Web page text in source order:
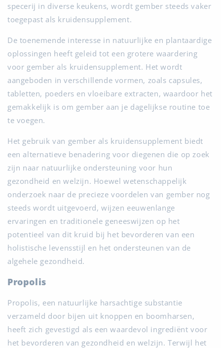
specerij in diverse keukens, wordt gember steeds vaker
toegepast als kruidensupplement.
De toenemende interesse in natuurlijke en plantaardige
oplossingen heeft geleid tot een grotere waardering
voor gember als kruidensupplement. Het wordt
aangeboden in verschillende vormen, zoals capsules,
tabletten, poeders en vloeibare extracten, waardoor het
gemakkelijk is om gember aan je dagelijkse routine toe
te voegen.
Het gebruik van gember als kruidensupplement biedt
een alternatieve benadering voor diegenen die op zoek
zijn naar natuurlijke ondersteuning voor hun
gezondheid en welzijn. Hoewel wetenschappelijk
onderzoek naar de precieze voordelen van gember nog
steeds wordt uitgevoerd, wijzen eeuwenlange
ervaringen en traditionele geneeswijzen op het
potentieel van dit kruid bij het bevorderen van een
holistische levensstijl en het ondersteunen van de
algehele gezondheid.
Propolis
Propolis, een natuurlijke harsachtige substantie
verzameld door bijen uit knoppen en boomharsen,
heeft zich gevestigd als een waardevol ingrediënt voor
het bevorderen van gezondheid en welzijn. Terwijl het